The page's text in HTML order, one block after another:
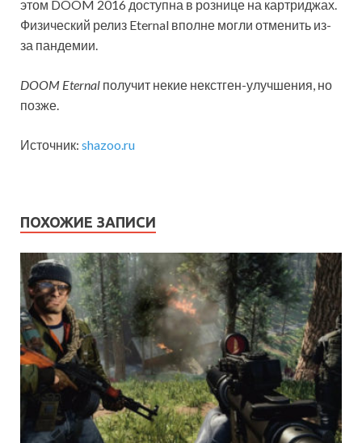
этом DOOM 2016 доступна в рознице на картриджах.
Физический релиз Eternal вполне могли отменить из-
за пандемии.
DOOM Eternal получит некие некстген-улучшения, но
позже.
Источник: shazoo.ru
ПОХОЖИЕ ЗАПИСИ